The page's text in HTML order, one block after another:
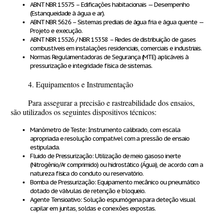
ABNT NBR 15575 – Edificações habitacionais — Desempenho
(Estanqueidade à água e ar).
ABNT NBR 5626– Sistemas prediais de água fria e água quente —
Projeto e execução.
ABNT NBR 15526 / NBR 15358 – Redes de distribuição de gases
combustíveis em instalações residenciais, comerciais e industriais.
Normas Regulamentadoras de Segurança (MTE)aplicáveis à
pressurização e integridade física de sistemas.
4. Equipamentos e Instrumentação
Para assegurar a precisão e rastreabilidade dos ensaios,
são utilizados os seguintes dispositivos técnicos:
Manômetro de Teste:Instrumento calibrado, com escala
apropriada e resolução compatível com a pressão de ensaio
estipulada.
Fluido de Pressurização:Utilização de meio gasoso inerte
(Nitrogênio/Ar comprimido) ou hidrostático (Água), de acordo com a
natureza física do conduto ou reservatório.
Bomba de Pressurização:Equipamento mecânico ou pneumático
dotado de válvulas de retenção e bloqueio.
Agente Tensioativo:Solução espumógena para deteção visual
capilar em juntas, soldas e conexões expostas.